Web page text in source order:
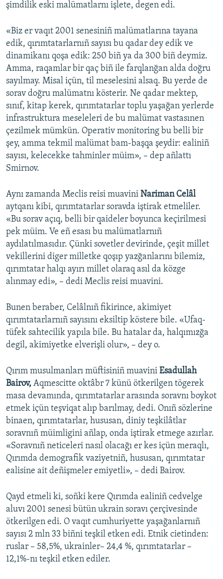
şimdilik eski malümatlarnı işlete, degen edi.
«Biz er vaqıt 2001 senesiniñ malümatlarına tayana
edik, qırımtatarlarnıñ sayısı bu qadar dey edik ve
dinamikanı qoşa edik: 250 biñ ya da 300 biñ deymiz.
Amma, raqamlar bir qaç biñ ile farqlanğan alda doğru
sayılmay. Misal içün, til meselesini alsaq. Bu yerde de
sorav doğru malümatnı kösterir. Ne qadar mektep,
sınıf, kitap kerek, qırımtatarlar toplu yaşağan yerlerde
infrastruktura meseleleri de bu malümat vastasınen
çezilmek mümkün. Operativ monitoring bu belli bir
şey, amma tekmil malümat bam-başqa şeydir: ealiniñ
sayısı, kelecekke tahminler müim», – dep añlattı
Smirnov.
Aynı zamanda Meclis reisi muavini Nariman Celâl
aytqanı kibi, qırımtatarlar soravda iştirak etmeliler.
«Bu sorav açıq, belli bir qaideler boyunca keçirilmesi
pek müim. Ve eñ esası bu malümatlarnıñ
aydılatılmasıdır. Çünki sovetler devirinde, çeşit millet
vekillerini diger milletke qoşıp yazğanlarını bilemiz,
qırımtatar halqı ayırı millet olaraq asıl da közge
alınmay edi», – dedi Meclis reisi muavini.
Bunen beraber, Celâlnıñ fikirince, akimiyet
qırımtatarlarnıñ sayısını eksiltip köstere bile. «Ufaq-
tüfek sahtecilik yapıla bile. Bu hatalar da, halqımızğa
degil, akimiyetke elverişli olur», – dey o.
Qırım musulmanları müftisiniñ muavini Esadullah
Bairov, Aqmescitte oktâbr 7 künü ötkerilgen tögerek
masa devamında, qırımtatarlar arasında soravnı boykot
etmek içün teşviqat alıp barılmay, dedi. Onıñ sözlerine
binaen, qırımtatarlar, hususan, diniy teşkilâtlar
soravnıñ müimligini añlap, onda iştirak etmege azırlar.
«Soravnıñ neticeleri nasıl olacağı er kes içün meraqlı,
Qırımda demografik vaziyetniñ, hususan, qırımtatar
ealisine ait deñişmeler emiyetli», – dedi Bairov.
Qayd etmeli ki, soñki kere Qırımda ealiniñ cedvelge
aluvı 2001 senesi bütün ukrain soravı çerçivesinde
ötkerilgen edi. O vaqıt cumhuriyette yaşağanlarnıñ
sayısı 2 mln 33 biñni teşkil etken edi. Etnik cietinden:
ruslar – 58,5%, ukrainler– 24,4 %, qırımtatarlar –
12,1%-nı teşkil etken ediler.